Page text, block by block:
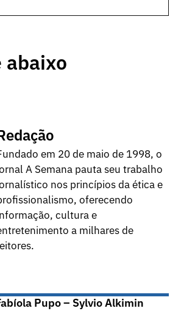
abaixo
em 20 de maio de 1998, o
A Semana pauta seu trabalho
nos princípios da ética e
oferecendo
cultura e
a milhares de
Pupo – Sylvio Alkimin